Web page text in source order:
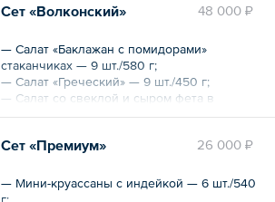
48 000 ₽
Сет «Волконский»
— Салат «Баклажан с помидорами»
стаканчиках — 9 шт./580 г;
— Салат «Греческий» — 9 шт./450 г;
— Салат со свеклой и сыром фета в
стаканчиках — 9 шт./450 г;
г;
шт./960 г;
— Шашлык с курицей — 24 шт./960 г;
26 000 ₽
Сет «Премиум»
— Мини-круассаны с индейкой — 6 шт./540
г;